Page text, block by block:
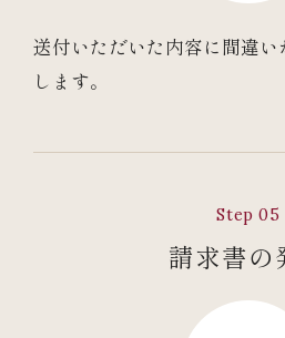
送付いただいた内容に間違い
します。
Step 05
請求書の